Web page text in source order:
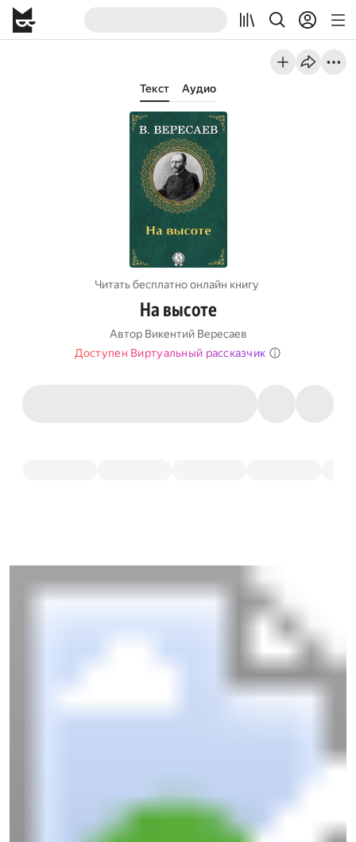
Текст Аудио
Читать бесплатно онлайн книгу
На высоте
Автор Викентий Вересаев
Доступен Виртуальный рассказчик